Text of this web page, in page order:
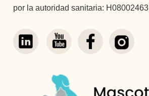
por la autoridad sanitaria: H08002463